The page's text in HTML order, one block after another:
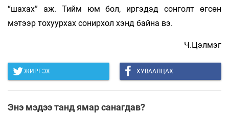
“шахах” аж. Тийм юм бол, иргэдэд сонголт өгсөн
мэтээр тохуурхах сонирхол хэнд байна вэ.
Ч.Цэлмэг
ЖИРГЭХ ХУВААЛЦАХ
Энэ мэдээ танд ямар санагдав?